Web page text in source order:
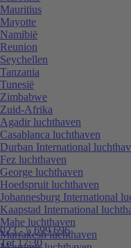
023 - 5 699 696
Tot 17:30
Mauritius
Mayotte
Namibië
Reunion
Seychellen
Tanzania
Tunesië
Zimbabwe
Zuid-Afrika
Agadir luchthaven
Casablanca luchthaven
Durban International
Fez luchthaven
George luchthaven
Hoedspruit luchthaven
Johannesburg International
Kaapstad International
Mahe luchthaven
Marrakesh luchthaven